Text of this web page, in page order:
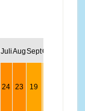
JuliAugSeptOkt
24 23 19